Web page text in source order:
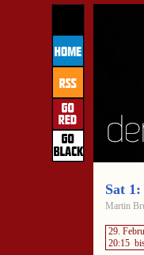
Sat
Martin
29.
20:15